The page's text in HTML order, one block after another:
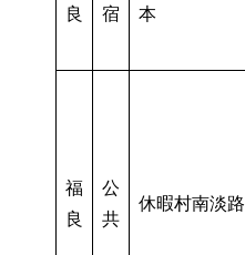
良
宿
本
福
良
公
共
休暇村南淡路